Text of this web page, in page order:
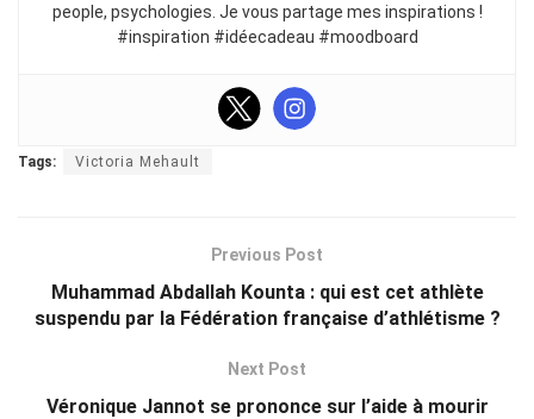
people, psychologies. Je vous partage mes inspirations !
#inspiration #idéecadeau #moodboard
Tags: Victoria Mehault
Previous Post
Muhammad Abdallah Kounta : qui est cet athlète
suspendu par la Fédération française d’athlétisme ?
Next Post
Véronique Jannot se prononce sur l’aide à mourir